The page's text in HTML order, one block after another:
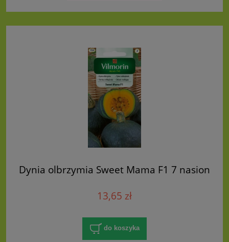
Dynia olbrzymia Sweet Mama F1 7 nasion
13,65 zł
do koszyka